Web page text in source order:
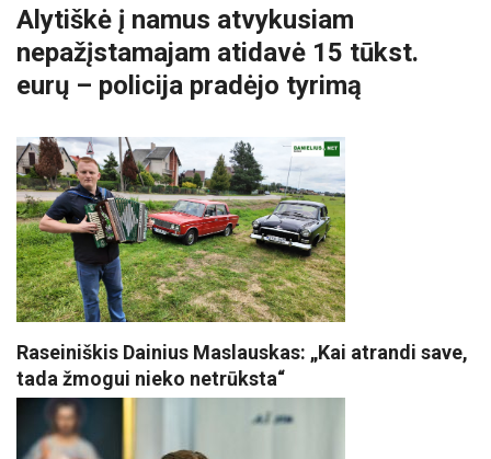
Alytiškė į namus atvykusiam
nepažįstamajam atidavė 15 tūkst.
eurų – policija pradėjo tyrimą
Raseiniškis Dainius Maslauskas: „Kai atrandi save,
tada žmogui nieko netrūksta“